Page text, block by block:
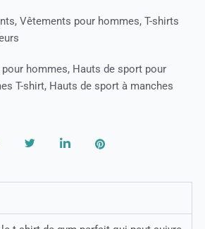
, Vêtements pour hommes, T-shirts
hommes, Hauts de sport pour
T-shirt, Hauts de sport à manches